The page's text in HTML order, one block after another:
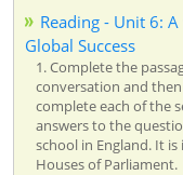
Reading - Unit 6:
Global Success
1. Complete the
conversation and
complete each of the
answers to the
school in England. It
Houses of Parliament.